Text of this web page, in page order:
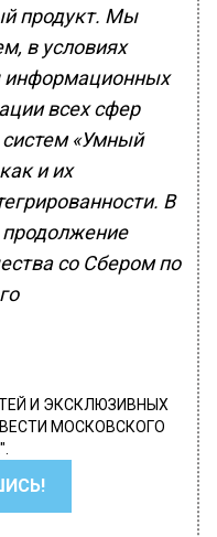
продукт. Мы
в условиях
информационных
всех сфер
«Умный
и их
В
продолжение
со Сбером по
И ЭКСКЛЮЗИВНЫХ
МОСКОВСКОГО